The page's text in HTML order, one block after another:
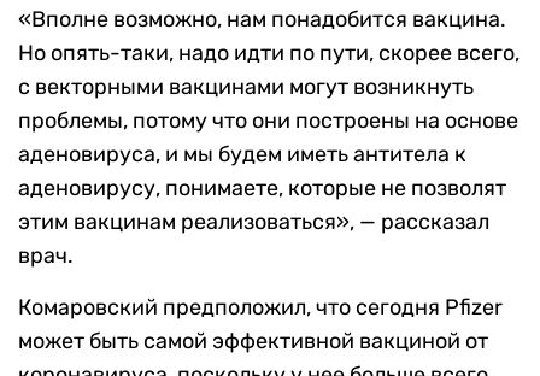
«Вполне возможно, нам понадобится вакцина.
Но опять-таки, надо идти по пути, скорее всего,
с векторными вакцинами могут возникнуть
проблемы, потому что они построены на основе
аденовируса, и мы будем иметь антитела к
аденовирусу, понимаете, которые не позволят
этим вакцинам реализоваться», — рассказал
врач.
Комаровский предположил, что сегодня Pfizer
может быть самой эффективной вакциной от